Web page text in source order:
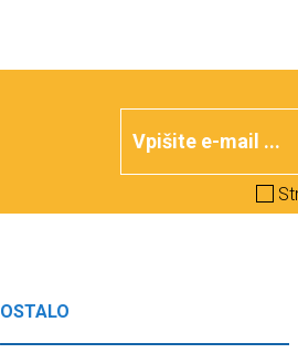
OSTALO